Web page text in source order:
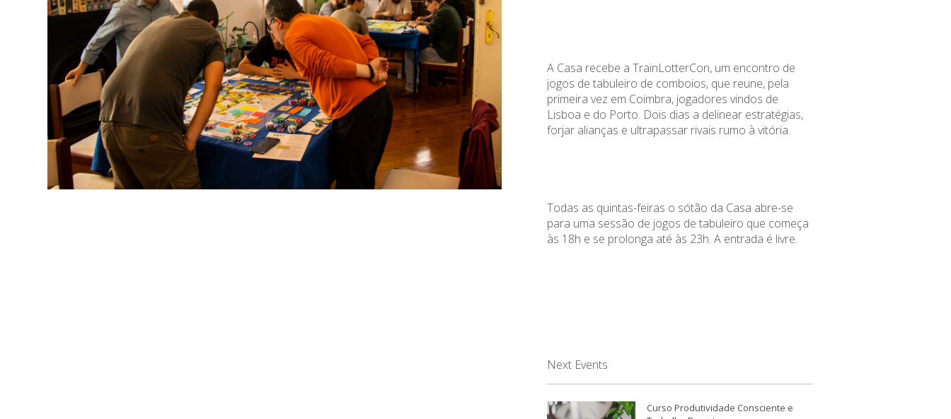
A Casa recebe a TrainLotterCon, um encontro de
jogos de tabuleiro de comboios, que reune, pela
primeira vez em Coimbra, jogadores vindos de
Lisboa e do Porto. Dois dias a delinear estratégias,
forjar alianças e ultrapassar rivais rumo à vitória.
Todas as quintas-feiras o sótão da Casa abre-se
para uma sessão de jogos de tabuleiro que começa
às 18h e se prolonga até às 23h. A entrada é livre.
Next Events
Curso Produtividade Consciente e